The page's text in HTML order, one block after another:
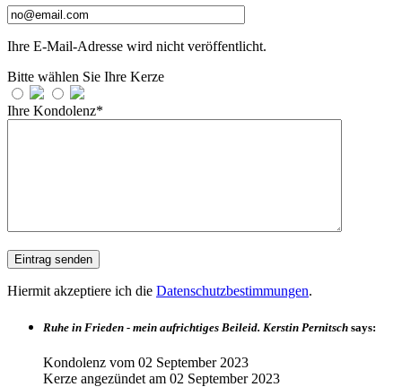
Ihre E-Mail-Adresse wird nicht veröffentlicht.
Bitte wählen Sie Ihre Kerze
Ihre Kondolenz*
Hiermit akzeptiere ich die Datenschutzbestimmungen.
Ruhe in Frieden - mein aufrichtiges Beileid. Kerstin Pernitsch says:
Kondolenz vom 02 September 2023
Kerze angezündet am 02 September 2023